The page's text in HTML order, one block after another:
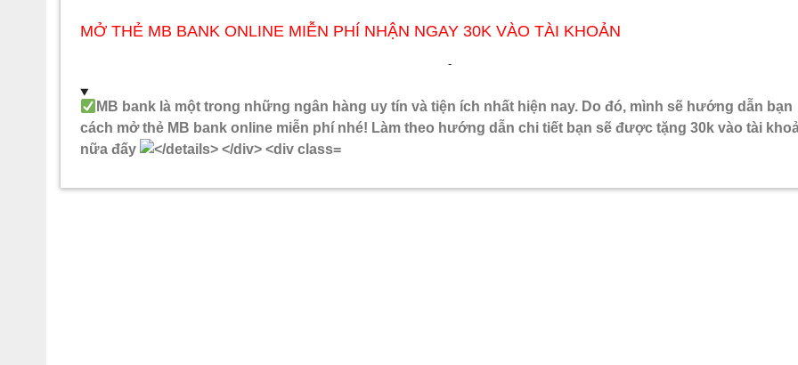
MỞ THẺ MB BANK ONLINE MIỄN PHÍ NHẬN NGAY 30K VÀO TÀI KHOẢN
-
MB bank là một trong những ngân hàng uy tín và tiện ích nhất hiện nay. Do đó, mình sẽ hướng dẫn bạn
cách mở thẻ MB bank online miễn phí nhé! Làm theo hướng dẫn chi tiết bạn sẽ được tặng 30k vào tài
nữa đấy